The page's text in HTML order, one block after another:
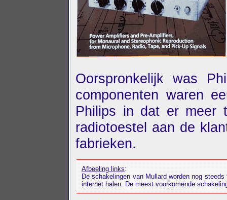
Oorspronkelijk was
componenten waren
Philips in dat er meer
radiotoestel aan de
fabrieken.
Afbeeling links:
De schakelingen van Mullard worden nog
internet halen. De meest voorkomende